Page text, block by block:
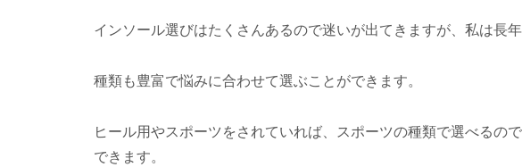
インソール選びはたくさんあるので迷いが出てきますが、私は長
種類も豊富で悩みに合わせて選ぶことができます。
ヒール用やスポーツをされていれば、スポーツの種類で選べるの
できます。